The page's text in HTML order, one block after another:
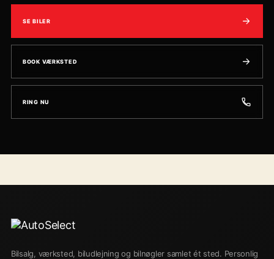
SE BILER
BOOK VÆRKSTED
RING NU
Bilsalg, værksted, biludlejning og bilnøgler samlet ét sted. Personlig